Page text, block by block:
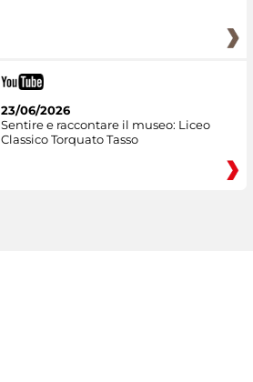
23/06/2026
Sentire e raccontare il museo: Liceo
Classico Torquato Tasso